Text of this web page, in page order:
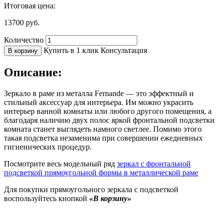
Итоговая цена:
13700 руб.
Количество
В корзину Купить в 1 клик Консультация
Описание:
Зеркало в раме из металла Fernande — это эффектный и
стильный аксессуар для интерьера. Им можно украсить
интерьер ванной комнаты или любого другого помещения, а
благодаря наличию двух полос яркой фронтальной подсветки
комната станет выглядеть намного светлее. Помимо этого
такая подсветка незаменима при совершении ежедневных
гигиенических процедур.
Посмотрите весь модельный ряд зеркал с фронтальной
подсветкой прямоугольной формы в металлической раме
Для покупки прямоугольного зеркала с подсветкой
воспользуйтесь кнопкой «В корзину»